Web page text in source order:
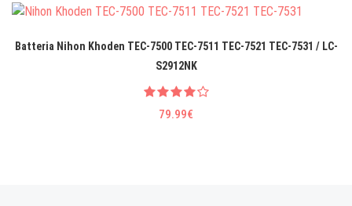
Batteria Nihon Khoden TEC-7500 TEC-7511 TEC-7521 TEC-7531 / LC-
S2912NK
79.99€